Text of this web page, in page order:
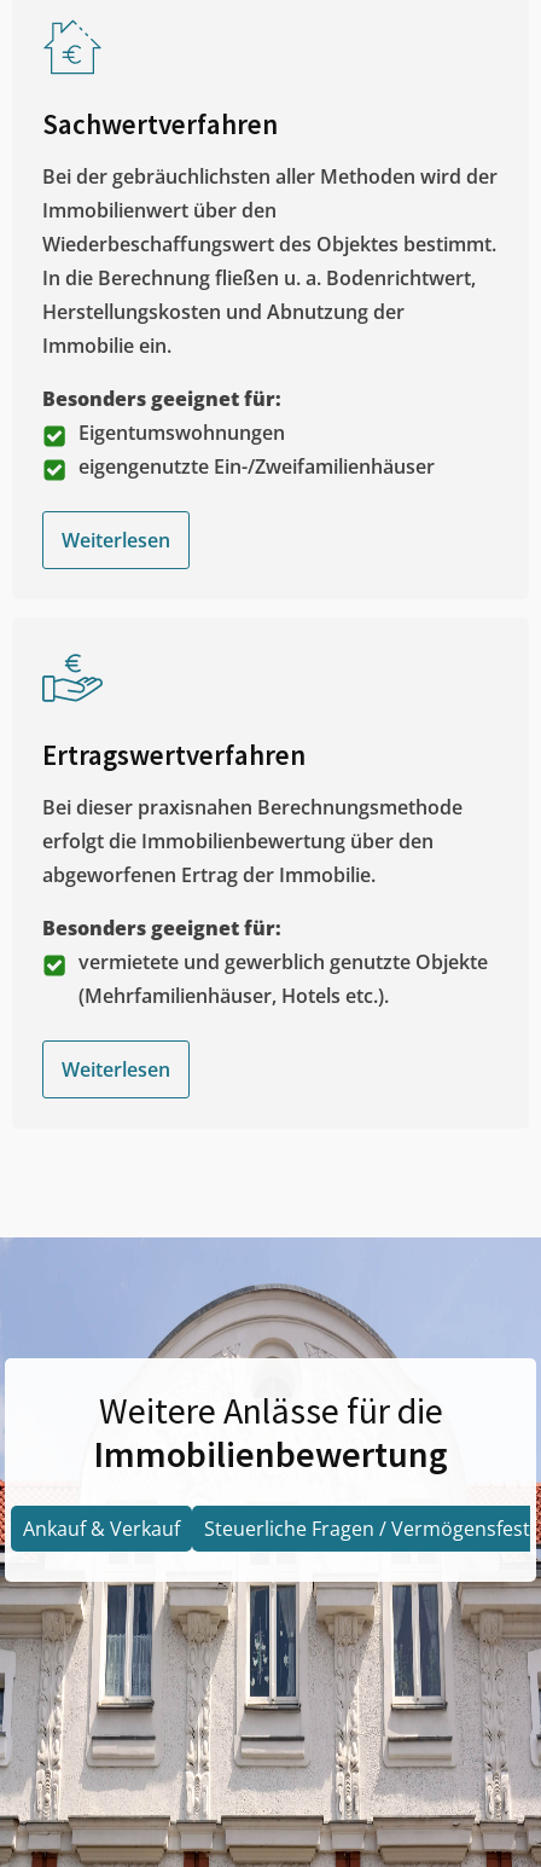
Sachwertverfahren
Bei der gebräuchlichsten aller Methoden wird der
Immobilienwert über den
Wiederbeschaffungswert des Objektes bestimmt.
In die Berechnung fließen u. a. Bodenrichtwert,
Herstellungskosten und Abnutzung der
Immobilie ein.
Besonders geeignet für:
Eigentumswohnungen
eigengenutzte Ein-/Zweifamilienhäuser
Weiterlesen
Ertragswertverfahren
Bei dieser praxisnahen Berechnungsmethode
erfolgt die Immobilienbewertung über den
abgeworfenen Ertrag der Immobilie.
Besonders geeignet für:
vermietete und gewerblich genutzte Objekte
(Mehrfamilienhäuser, Hotels etc.).
Weiterlesen
Weitere Anlässe für die
Immobilienbewertung
Ankauf & Verkauf Steuerliche Fragen /